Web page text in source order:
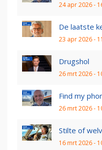
24 apr 2026 -
De laatste
23 apr 2026 -
Drugshol
26 mrt 2026 -
Find my
26 mrt 2026 -
Stilte of
16 mrt 2026 -